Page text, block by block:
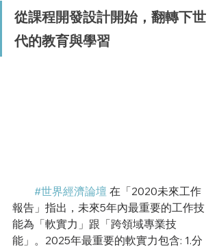
從課程開發設計開始，翻轉下世
代的教育與學習
#世界經濟論壇 在「2020未來工作
報告」指出，未來5年內最重要的工作技
能為「軟實力」跟「跨領域專業技
能」。2025年最重要的軟實力包含: 1.分